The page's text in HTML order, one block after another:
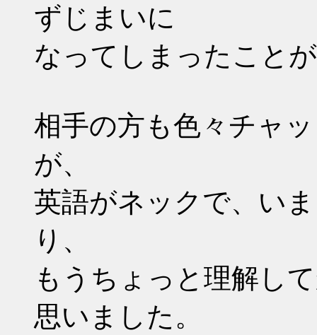
ずじまいに
なってしまったこと
相手の方も色々チャ
が、
英語がネックで、い
り、
もうちょっと理解し
思いました。